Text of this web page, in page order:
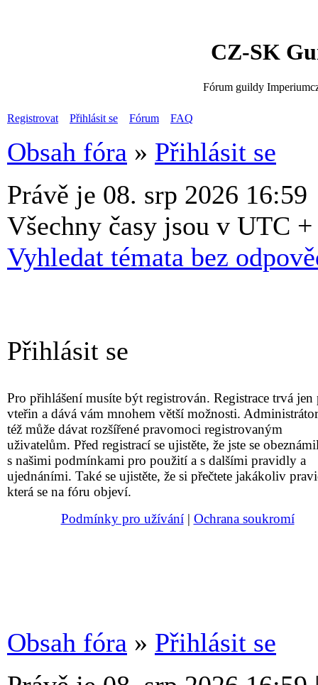
CZ-SK
Fórum guildy
Registrovat Přihlásit se Fórum FAQ
Obsah fóra » Přihlásit se
Právě je 08. srp 2026 16:59
Všechny časy jsou v UTC
Vyhledat témata bez
Přihlásit se
Pro přihlášení musíte být registrován. Registrace trvá jen
vteřin a dává vám mnohem větší možnosti.
též může dávat rozšířené pravomoci registrovaným
uživatelům. Před registrací se ujistěte, že jste se
s našimi podmínkami pro použití a s dalšími pravidly a
ujednáními. Také se ujistěte, že si přečtete jakákoliv
která se na fóru objeví.
Podmínky pro užívání| Ochrana soukromí
Obsah fóra » Přihlásit se